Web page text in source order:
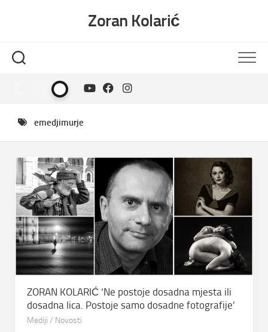
Zoran Kolarić
emedjimurje
ZORAN KOLARIĆ ‘Ne postoje dosadna mjesta ili
dosadna lica. Postoje samo dosadne fotografije’
Mediji / Novosti